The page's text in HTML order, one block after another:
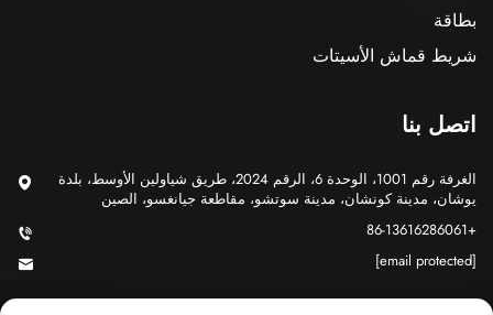
بطاقة
شريط قماش الأسيتات
اتصل بنا
الغرفة رقم 1001، الوحدة 6، الرقم 2024، طريق شياولين الأوسط، بلدة
يوشان، مدينة كونشان، مدينة سوتشو، مقاطعة جيانغسو، الصين
+86-13616286061
[email protected]